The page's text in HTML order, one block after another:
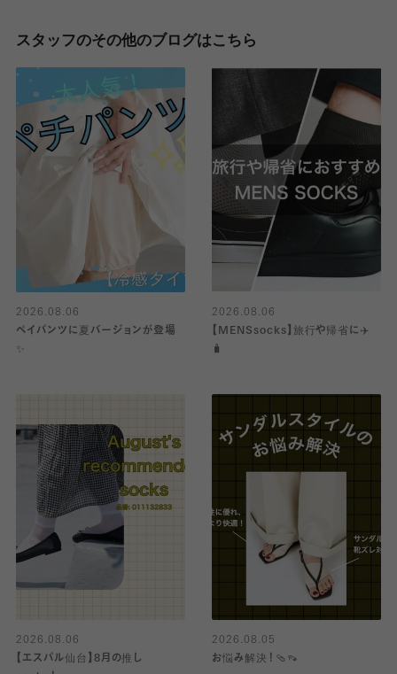
スタッフのその他のブログはこちら
2026.08.06
ペイパンツに夏バージョンが登場
2026.08.06
【MENSsocks】旅行や帰省に✈️
2026.08.06
【エスパル仙台】8月の推し
2026.08.05
お悩み解決！🩴👡